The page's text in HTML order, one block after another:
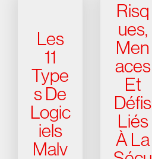
Les
11
Type
s De
Logic
iels
Malv
Risq
ues,
Men
aces
Et
Défis
Liés
À La